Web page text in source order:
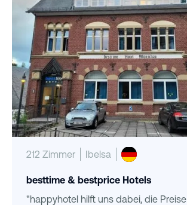
212 Zimmer Ibelsa
besttime & bestprice Hotels
"happyhotel hilft uns dabei, die Preise